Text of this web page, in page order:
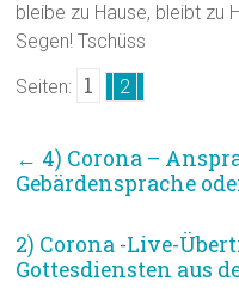
bleibe zu Hause, bleibt zu
Segen! Tschüss
Seiten: 1 2
← 4) Corona –
Gebärdensprache
2) Corona -Live-
Gottesdiensten aus